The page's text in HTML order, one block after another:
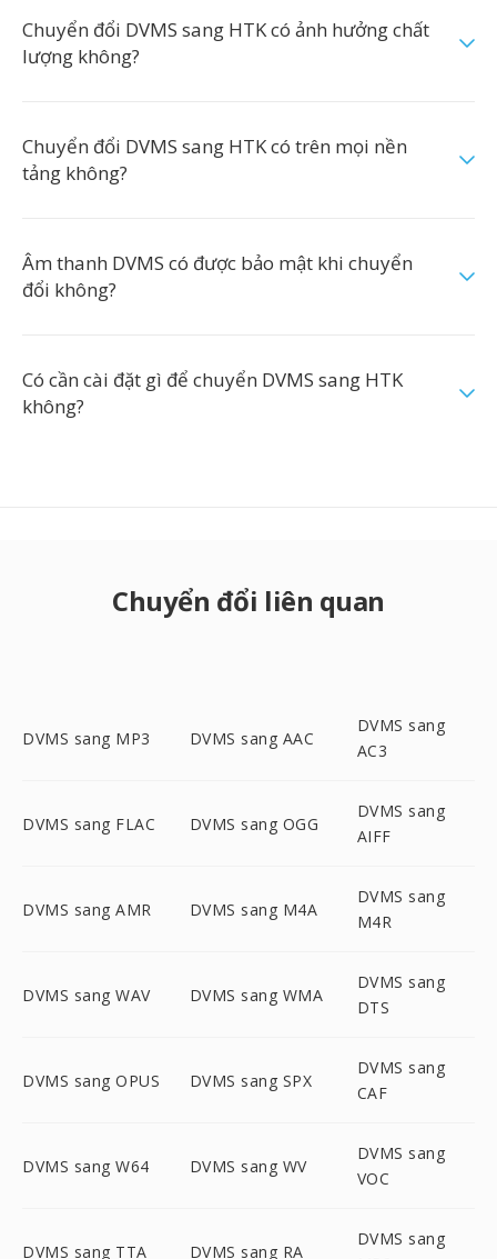
Chuyển đổi DVMS sang HTK có ảnh hưởng chất
lượng không?
Chuyển đổi DVMS sang HTK có trên mọi nền
tảng không?
Âm thanh DVMS có được bảo mật khi chuyển
đổi không?
Có cần cài đặt gì để chuyển DVMS sang HTK
không?
Chuyển đổi liên quan
DVMS sang MP3 DVMS sang AAC
DVMS sang
AC3
DVMS sang FLAC DVMS sang OGG
DVMS sang
AIFF
DVMS sang AMR DVMS sang M4A
DVMS sang
M4R
DVMS sang WAV DVMS sang WMA
DVMS sang
DTS
DVMS sang OPUS DVMS sang SPX
DVMS sang
CAF
DVMS sang W64 DVMS sang WV
DVMS sang
VOC
DVMS sang TTA DVMS sang RA
DVMS sang